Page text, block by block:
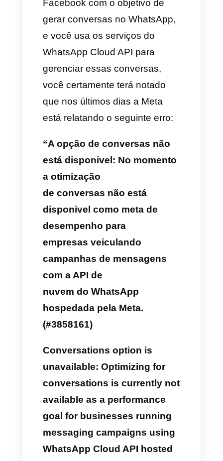
modelo de negócio baseado na
geração de campanhas
publicitárias no Instagram ou
Facebook com o objetivo de
e você usa os serviços do
gerenciar essas conversas,
você certamente terá notado
que nos últimos dias a Meta
está relatando o seguinte erro:
“A opção de conversas não
está disponivel: No momento
a otimização
de conversas não está
disponivel como meta de
desempenho para
empresas veiculando
campanhas de mensagens
com a API de
nuvem do WhatsApp
hospedada pela Meta.